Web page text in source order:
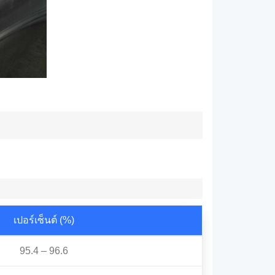
เปอร์เซ็นต์ (%)
95.4 – 96.6